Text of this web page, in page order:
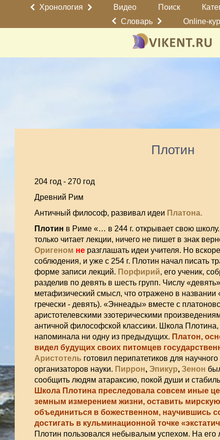
Хронология Видео Поиск
Словарь
Online-
Плотин
204 год - 270 год
Древний Рим
Античный философ, развивал идеи Платона.
Плотин в Риме «… в 244 г. открывает свою
только читает лекции, ничего не пишет в знак
Оригеном не разглашать идеи учителя. Но
соблюдения, и уже с 254 г. Плотин начал писать
форме записи лекций. Порфирий, его ученик,
разделив по девять в шесть групп. Числу
метафизический смысл, что отражено в
гречески - девять). «Эннеады» вместе с
аристотелевскими эзотерическими
античной философской классики. Школа
напоминала ни одну из предыдущих. Платон,
видел будущих своих питомцев
Аристотель готовил перипатетиков для научного
организаторов науки. Пиррон, Эпикур, Зенон
сообщить людям атараксию, покой души и
Школа Плотина преследовала совсем иные
земным измерением жизни, оставить
объединиться в божественном, научившись
достигать в кульминационной точке
Плотин пользовался небывалым успехом. На